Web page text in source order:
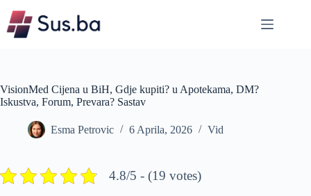
content
VisionMed Cijena u BiH, Gdje kupiti? u Apotekama, DM?
Iskustva, Forum, Prevara? Sastav
Esma Petrovic 6 Aprila, 2026 Vid
4.8/5 - (19 votes)